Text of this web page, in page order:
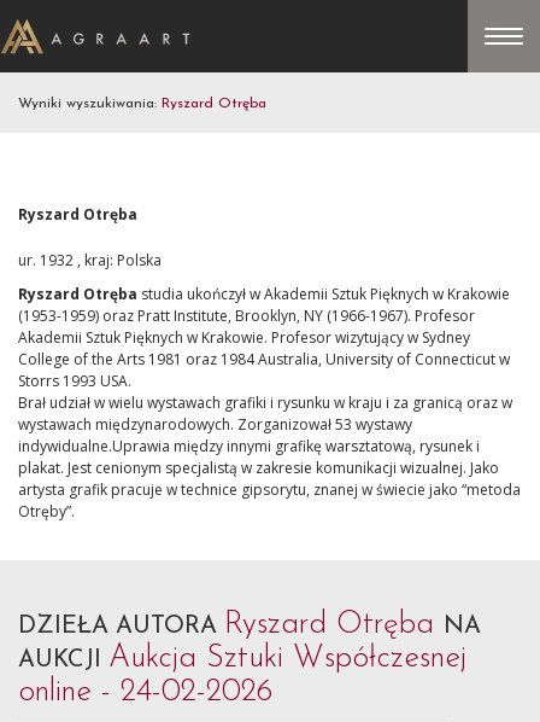
Wyniki wyszukiwania: Ryszard Otręba
Ryszard Otręba
ur. 1932 , kraj: Polska
Ryszard Otręba studia ukończył w Akademii Sztuk Pięknych w Krakowie
(1953-1959) oraz Pratt Institute, Brooklyn, NY (1966-1967). Profesor
Akademii Sztuk Pięknych w Krakowie. Profesor wizytujący w Sydney
College of the Arts 1981 oraz 1984 Australia, University of Connecticut w
Storrs 1993 USA.
Brał udział w wielu wystawach grafiki i rysunku w kraju i za granicą oraz w
wystawach międzynarodowych. Zorganizował 53 wystawy
indywidualne.Uprawia między innymi grafikę warsztatową, rysunek i
plakat. Jest cenionym specjalistą w zakresie komunikacji wizualnej. Jako
artysta grafik pracuje w technice gipsorytu, znanej w świecie jako “metoda
Otręby”.
DZIEŁA AUTORA Ryszard Otręba NA
AUKCJI Aukcja Sztuki Współczesnej
online - 24-02-2026